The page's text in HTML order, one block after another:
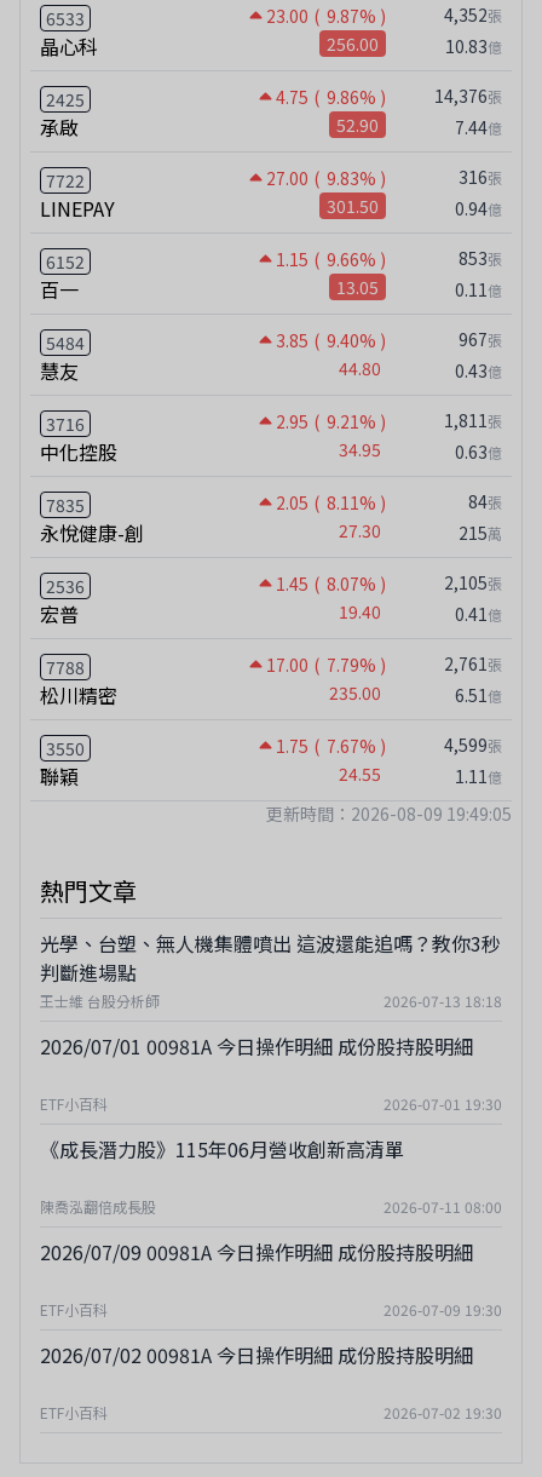
6533 23.00 ( 9.87% )
晶心科 256.00
4,352張
10.83億
2425 4.75 ( 9.86% )
承啟 52.90
14,376張
7.44億
7722 27.00 ( 9.83% )
LINEPAY 301.50
316張
0.94億
6152 1.15 ( 9.66% )
百一 13.05
853張
0.11億
5484 3.85 ( 9.40% )
慧友 44.80
967張
0.43億
3716 2.95 ( 9.21% )
中化控股 34.95
1,811 張
0.63億
7835 2.05 ( 8.11% )
永悅健康-創 27.30
84張
215萬
2536 1.45 ( 8.07% )
宏普 19.40
2,105張
0.41億
7788 17.00 ( 7.79% )
松川精密 235.00
2,761 張
6.51億
3550 1.75 ( 7.67% )
聯穎 24.55
4,599張
1.11億
更新時間：2026-08-09 19:49:05
熱門文章
光學、台塑、無人機集體噴出 這波還能追嗎？教你3秒
判斷進場點
王士維 台股分析師 2026-07-13 18:18
2026/07/01 00981A 今日操作明細 成份股持股明細
ETF小百科 2026-07-01 19:30
《成長潛力股》115年06月營收創新高清單
陳喬泓翻倍成長股 2026-07-11 08:00
2026/07/09 00981A 今日操作明細 成份股持股明細
ETF小百科 2026-07-09 19:30
2026/07/02 00981A 今日操作明細 成份股持股明細
ETF小百科 2026-07-02 19:30